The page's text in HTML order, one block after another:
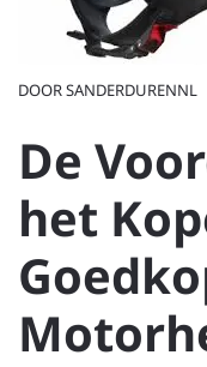
DOORSANDERDURENNL
De
het